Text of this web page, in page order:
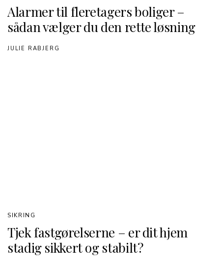
Alarmer til fleretagers boliger –
sådan vælger du den rette løsning
JULIE RABJERG
Tjek fastgørelserne – er dit hjem
stadig sikkert og stabilt?
SIKRING